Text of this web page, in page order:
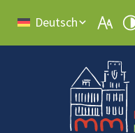
Deutsch